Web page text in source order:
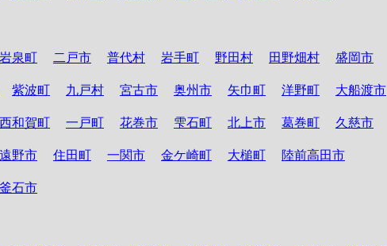
岩泉町 二戸市 普代村 岩手町 野田村 田野畑村 盛岡市
紫波町 九戸村 宮古市 奥州市 矢巾町 洋野町 大船渡市
西和賀町 一戸町 花巻市 雫石町 北上市 葛巻町 久慈市
遠野市 住田町 一関市 金ケ崎町 大槌町 陸前高田市
釜石市